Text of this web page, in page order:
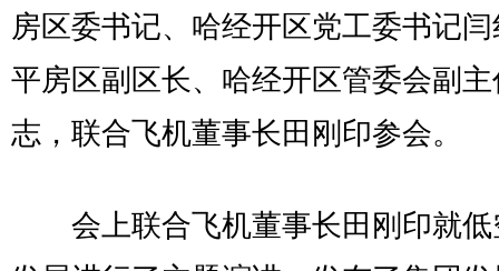
房区委书记、哈经开区党工委书记
平房区副区长、哈经开区管委会副
志，联合飞机董事长田刚印参会。
会上联合飞机董事长田刚印就低